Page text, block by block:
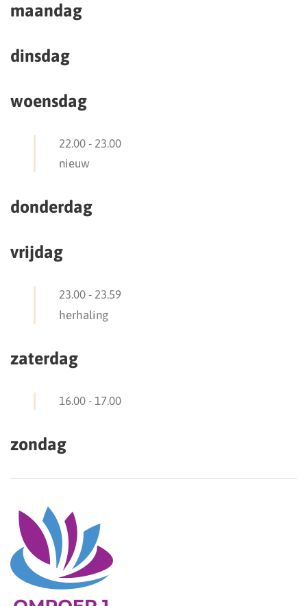
maandag
dinsdag
woensdag
22.00 - 23.00
nieuw
donderdag
vrijdag
23.00 - 23.59
herhaling
zaterdag
16.00 - 17.00
zondag